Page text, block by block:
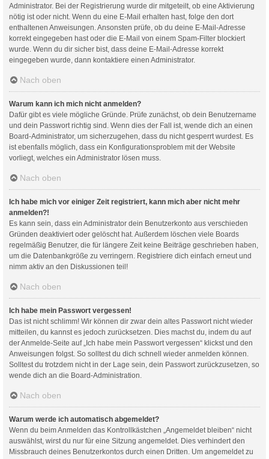
Administrator. Bei der Registrierung wurde dir mitgeteilt, ob eine Aktivierung
nötig ist oder nicht. Wenn du eine E-Mail erhalten hast, folge den dort
enthaltenen Anweisungen. Ansonsten prüfe, ob du deine E-Mail-Adresse
korrekt eingegeben hast oder die E-Mail von einem Spam-Filter blockiert
wurde. Wenn du dir sicher bist, dass deine E-Mail-Adresse korrekt
eingegeben wurde, dann kontaktiere einen Administrator.
Nach oben
Warum kann ich mich nicht anmelden?
Dafür gibt es viele mögliche Gründe. Prüfe zunächst, ob dein Benutzername
und dein Passwort richtig sind. Wenn dies der Fall ist, wende dich an einen
Board-Administrator, um sicherzugehen, dass du nicht gesperrt wurdest. Es
ist ebenfalls möglich, dass ein Konfigurationsproblem mit der Website
vorliegt, welches ein Administrator lösen muss.
Nach oben
Ich habe mich vor einiger Zeit registriert, kann mich aber nicht mehr
anmelden?!
Es kann sein, dass ein Administrator dein Benutzerkonto aus verschieden
Gründen deaktiviert oder gelöscht hat. Außerdem löschen viele Boards
regelmäßig Benutzer, die für längere Zeit keine Beiträge geschrieben haben,
um die Datenbankgröße zu verringern. Registriere dich einfach erneut und
nimm aktiv an den Diskussionen teil!
Nach oben
Ich habe mein Passwort vergessen!
Das ist nicht schlimm! Wir können dir zwar dein altes Passwort nicht wieder
mitteilen, du kannst es jedoch zurücksetzen. Dies machst du, indem du auf
der Anmelde-Seite auf „Ich habe mein Passwort vergessen“ klickst und den
Anweisungen folgst. So solltest du dich schnell wieder anmelden können.
Solltest du trotzdem nicht in der Lage sein, dein Passwort zurückzusetzen, so
wende dich an die Board-Administration.
Nach oben
Warum werde ich automatisch abgemeldet?
Wenn du beim Anmelden das Kontrollkästchen „Angemeldet bleiben“ nicht
auswählst, wirst du nur für eine Sitzung angemeldet. Dies verhindert den
Missbrauch deines Benutzerkontos durch einen Dritten. Um angemeldet zu